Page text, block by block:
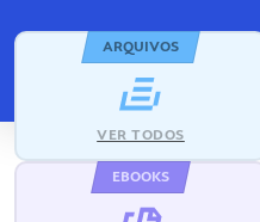
ARQUIVOS
VER TODOS
EBOOKS